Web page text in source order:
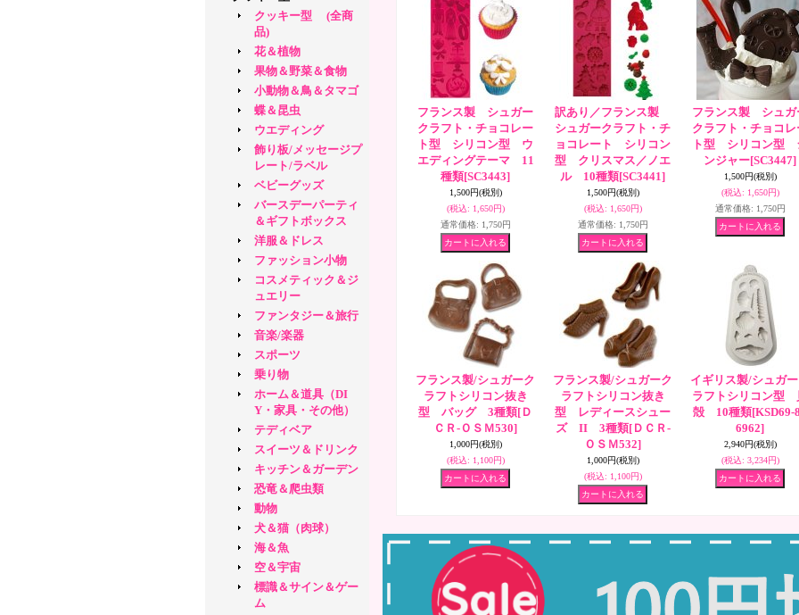
クッキー型 (全商
品)
花＆植物
果物＆野菜＆食物
小動物＆鳥＆タマゴ
蝶＆昆虫
ウエディング
飾り板/メッセージプ
レート/ラベル
ベビーグッズ
バースデーパーティ
＆ギフトボックス
洋服＆ドレス
ファッション小物
コスメティック＆ジ
ュエリー
ファンタジー＆旅行
音楽/楽器
スポーツ
乗り物
ホーム＆道具（DI
Y・家具・その他）
テディベア
スイーツ＆ドリンク
キッチン＆ガーデン
恐竜＆爬虫類
動物
犬＆猫（肉球）
海＆魚
空＆宇宙
標識＆サイン＆ゲー
ム
フランス製 シュガー
クラフト・チョコレー
ト型 シリコン型 ウ
エディングテーマ 11
種類[SC3443]
1,500円(税別)
(税込: 1,650円)
通常価格: 1,750円
訳あり／フランス製
シュガークラフト・チ
ョコレート シリコン
型 クリスマス／ノエ
ル 10種類[SC3441]
1,500円(税別)
(税込: 1,650円)
通常価格: 1,750円
フランス製 シュガ
クラフト・チョコレ
ト型 シリコン型
ンジャー[SC3447]
1,500円(税別)
(税込: 1,650円)
通常価格: 1,750円
フランス製/シュガーク
ラフトシリコン抜き
型 バッグ 3種類[Ｄ
ＣＲ-ＯＳＭ530]
1,000円(税別)
(税込: 1,100円)
フランス製/シュガーク
ラフトシリコン抜き
型 レディースシュー
ズ II 3種類[ＤＣＲ-
ＯＳＭ532]
1,000円(税別)
(税込: 1,100円)
イギリス製/シュガ
ラフトシリコン型
殻 10種類[KSD69-
6962]
2,940円(税別)
(税込: 3,234円)